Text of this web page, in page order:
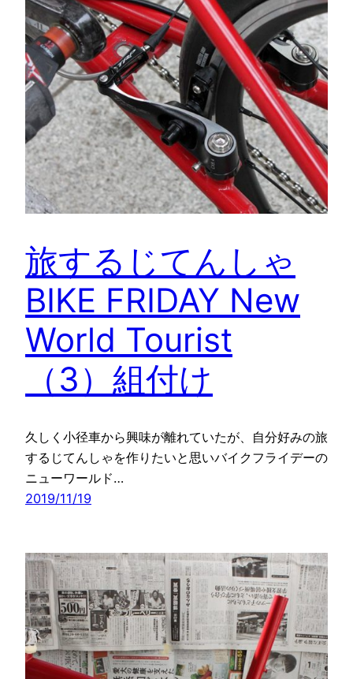
旅するじてんしゃ
BIKE FRIDAY New
World Tourist
（3）組付け
久しく小径車から興味が離れていたが、自分好みの旅
するじてんしゃを作りたいと思いバイクフライデーの
ニューワールド…
2019/11/19